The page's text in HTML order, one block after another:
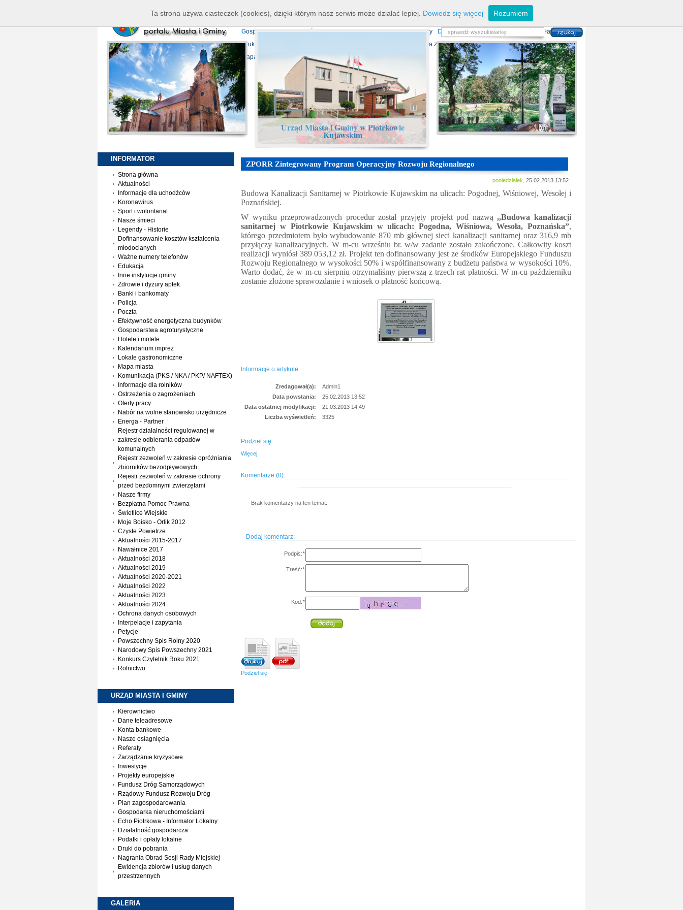
arządzanie kryzysowe
P
rojekty europejskie undusz Dróg Samorządowych ządowy Fundusz Rozwoju Dróg
lan zagospodarowania
Gospodarka nieruchomościami Echo Piotrkowa - Informator Lokalny D ziałalność gospodarcza
odatki i opłaty lokalne
D ruki do pobrania
widencja zbiorów i usług danych przestrzennych
Mapa serwisu
Urząd Miasta i Gminy w Piotrkowie
Kujawskim
-
INFORMATOR
Strona główna
Aktualności
Informacje dla uchodźców
Koronawirus
Sport i wolontariat
Nasze śmieci
Legendy - Historie
Dofinansowanie kosztów kształcenia
młodocianych
Ważne numery telefonów
Edukacja
Inne instytucje gminy
Zdrowie i dyżury aptek
Banki i bankomaty
Policja
Poczta
Efektywność energetyczna budynków
Gospodarstwa agroturystyczne
Hotele i motele
Kalendarium imprez
Lokale gastronomiczne
Mapa miasta
Komunikacja (PKS / NKA / PKP/ NAFTEX)
Informacje dla rolników
Ostrzeżenia o zagrożeniach
Oferty pracy
Nabór na wolne stanowisko urzędnicze
Energa - Partner
Rejestr działalności regulowanej w
zakresie odbierania odpadów
komunalnych
Rejestr zezwoleń w zakresie opróżniania
zbiorników bezodpływowych
Rejestr zezwoleń w zakresie ochrony
przed bezdomnymi zwierzętami
Nasze firmy
Bezpłatna Pomoc Prawna
Świetlice Wiejskie
Moje Boisko - Orlik 2012
Czyste Powietrze
Aktualności 2015-2017
Nawałnice 2017
Aktualności 2018
Aktualności 2019
Aktualności 2020-2021
Aktualności 2022
Aktualności 2023
Aktualności 2024
Ochrona danych osobowych
Interpelacje i zapytania
Petycje
Powszechny Spis Rolny 2020
Narodowy Spis Powszechny 2021
Konkurs Czytelnik Roku 2021
Rolnictwo
URZĄD MIASTA I GMINY
Kierownictwo
Dane teleadresowe
Konta bankowe
Nasze osiagnięcia
Referaty
Zarządzanie kryzysowe
Inwestycje
Projekty europejskie
Fundusz Dróg Samorządowych
Rządowy Fundusz Rozwoju Dróg
Plan zagospodarowania
Gospodarka nieruchomościami
Echo Piotrkowa - Informator Lokalny
Działalność gospodarcza
Podatki i opłaty lokalne
Druki do pobrania
Nagrania Obrad Sesji Rady Miejskiej
Ewidencja zbiorów i usług danych
przestrzennych
GALERIA
ZPORR Zintegrowany Program Operacyjny Rozwoju Regionalnego
poniedziałek, 25.02.2013 13:52
Budowa Kanalizacji Sanitarnej w Piotrkowie Kujawskim na ulicach: Pogodnej, Wiśniowej, Wesołej i
Poznańskiej.
W wyniku przeprowadzonych procedur został przyjęty projekt pod nazwą,,Budowa kanalizacji
sanitarnej w Piotrkowie Kujawskim w ulicach: Pogodna, Wiśniowa, Wesoła, Poznańska”,
którego przedmiotem było wybudowanie 870 mb głównej sieci kanalizacji sanitarnej oraz 316,9 mb
przyłączy kanalizacyjnych. W m-cu wrześniu br. w/w zadanie zostało zakończone. Całkowity koszt
realizacji wyniósł 389 053,12 zł. Projekt ten dofinansowany jest ze środków Europejskiego Funduszu
Rozwoju Regionalnego w wysokości 50% i współfinansowany z budżetu państwa w wysokości 10%.
Warto dodać, że w m-cu sierpniu otrzymaliśmy pierwszą z trzech rat płatności. W m-cu październiku
zostanie złożone sprawozdanie i wniosek o płatność końcową.
Informacje o artykule
Zredagował(a):
Admin1
Data powstania:
25.02.2013 13:52
Data ostatniej modyfikacji:
21.03.2013 14:49
Liczba wyświetleń:
3325
Podziel się
Więcej
Komentarze (0):
Brak komentarzy na ten temat.
Dodaj komentarz:
Podpis:*
Treść:*
Kod:*
Podziel się
Ta strona używa ciasteczek (cookies), dzięki którym nasz serwis może działać lepiej. Dowiedz się więcej Rozumiem